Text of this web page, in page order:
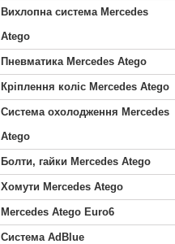
Вихлопна система Mercedes
Atego
Пневматика Mercedes Atego
Кріплення коліс Mercedes Atego
Система охолодження Mercedes
Atego
Болти, гайки Mercedes Atego
Хомути Mercedes Atego
Mercedes Atego Euro6
Система AdBlue